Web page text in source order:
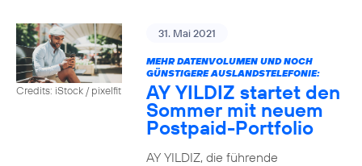
Credits: iStock / pixelfit
31. Mai 2021
MEHR DATENVOLUMEN UND NOCH
GÜNSTIGERE AUSLANDSTELEFONIE:
AY YILDIZ startet den
Sommer mit neuem
Postpaid-Portfolio
AY YILDIZ, die führende